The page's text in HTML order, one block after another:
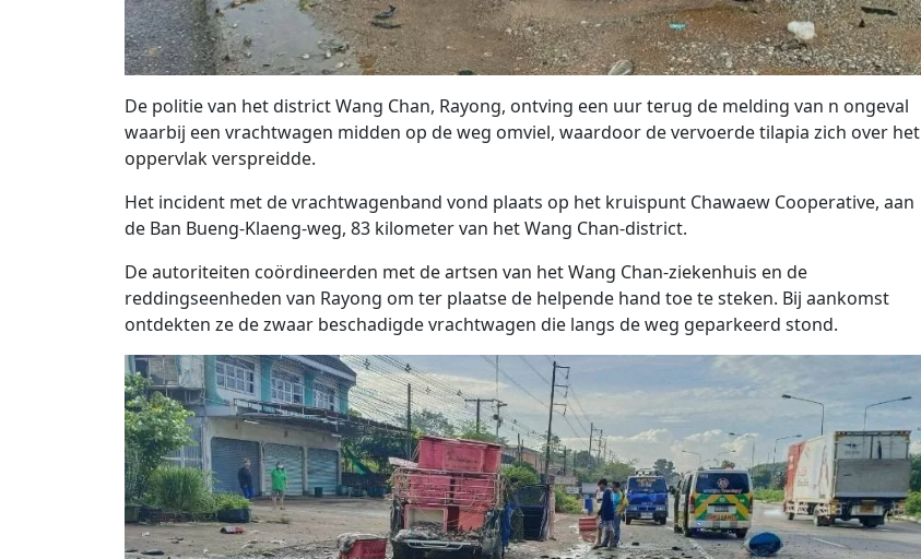
De politie van het district Wang Chan, Rayong, ontving een uur terug de melding van n ongeval
waarbij een vrachtwagen midden op de weg omviel, waardoor de vervoerde tilapia zich over het
oppervlak verspreidde.
Het incident met de vrachtwagenband vond plaats op het kruispunt Chawaew Cooperative, aan
de Ban Bueng-Klaeng-weg, 83 kilometer van het Wang Chan-district.
De autoriteiten coördineerden met de artsen van het Wang Chan-ziekenhuis en de
reddingseenheden van Rayong om ter plaatse de helpende hand toe te steken. Bij aankomst
ontdekten ze de zwaar beschadigde vrachtwagen die langs de weg geparkeerd stond.